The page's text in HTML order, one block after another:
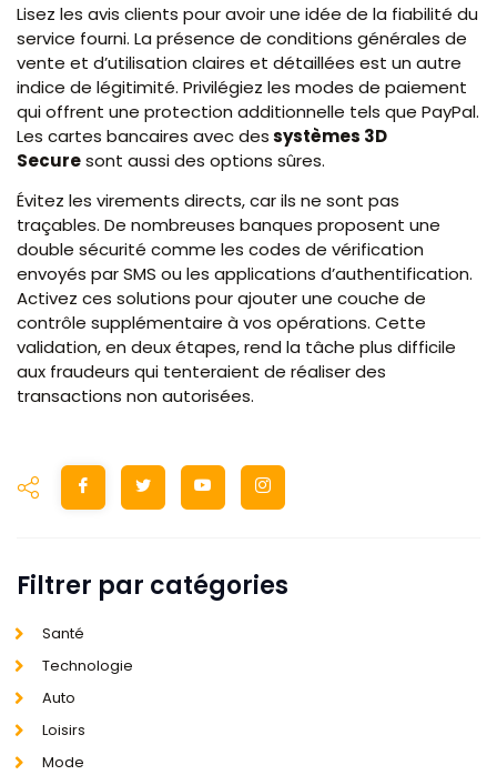
Lisez les avis clients pour avoir une idée de la fiabilité du
service fourni. La présence de conditions générales de
vente et d’utilisation claires et détaillées est un autre
indice de légitimité. Privilégiez les modes de paiement
qui offrent une protection additionnelle tels que PayPal.
Les cartes bancaires avec dessystèmes 3D
Securesont aussi des options sûres.
Évitez les virements directs, car ils ne sont pas
traçables. De nombreuses banques proposent une
double sécurité comme les codes de vérification
envoyés par SMS ou les applications d’authentification.
Activez ces solutions pour ajouter une couche de
contrôle supplémentaire à vos opérations. Cette
validation, en deux étapes, rend la tâche plus difficile
aux fraudeurs qui tenteraient de réaliser des
transactions non autorisées.
Filtrer par catégories
Santé
Technologie
Auto
Loisirs
Mode